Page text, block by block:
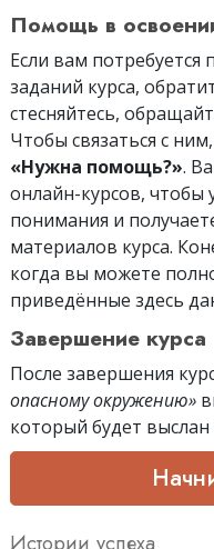
Помощь в
Если вам
заданий курса,
стесняйтесь,
Чтобы связаться с
«Нужна помощь?».
онлайн-курсов, чтобы
понимания и
материалов курса.
когда вы можете
приведённые здесь
Завершение курса
После завершения
опасному окружению»
который будет
Истории успеха